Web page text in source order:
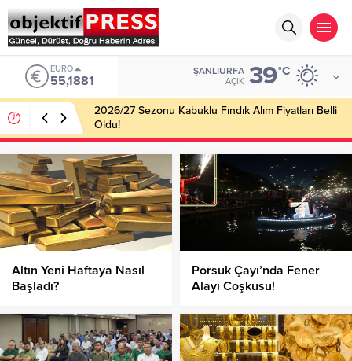
EURO
55,1881
ŞANLIURFA
AÇIK 39°C
2026/27 Sezonu Kabuklu Fındık Alım Fiyatları Belli
Oldu!
Altın Yeni Haftaya Nasıl
Başladı?
Porsuk Çayı’nda Fener
Alayı Coşkusu!